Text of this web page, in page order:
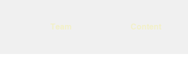
Team Content